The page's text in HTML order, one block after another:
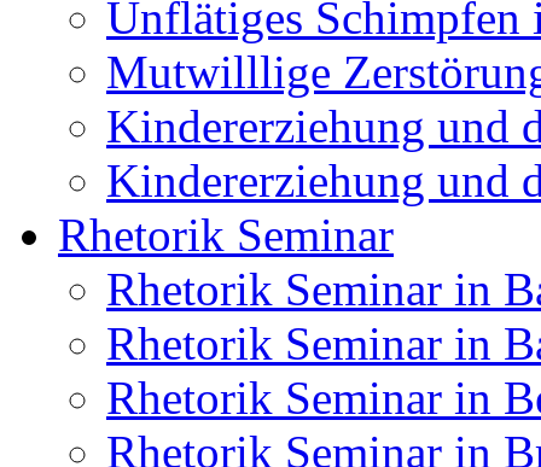
Unflätiges Schimpfen
Mutwilllige
Kindererziehung und
Kindererziehung und
Rhetorik Seminar
Rhetorik Seminar in
Rhetorik Seminar in
Rhetorik Seminar in
Rhetorik Seminar in